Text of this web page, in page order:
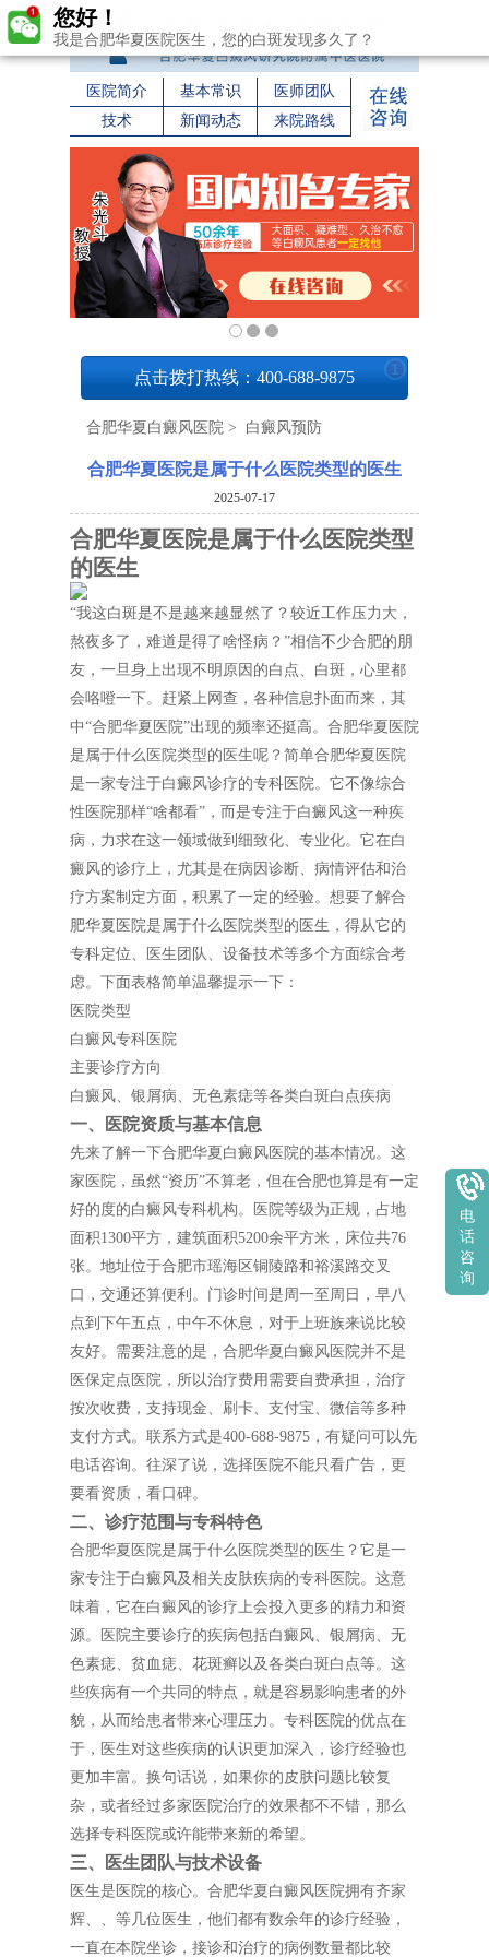
医院简介 基本常识
医师团队
技术
新闻动态 来院路线
点击拨打热线：400-688-9875 1
合肥华夏白癜风医院 > 白癜风预防
合肥华夏医院是属于什么医院类型的医生
2025-07-17
合肥华夏医院是属于什么医院类型
的医生
“我这白斑是不是越来越显然了？较近工作压力大，
熬夜多了，难道是得了啥怪病？”相信不少合肥的朋
友，一旦身上出现不明原因的白点、白斑，心里都
会咯噔一下。赶紧上网查，各种信息扑面而来，其
中“合肥华夏医院”出现的频率还挺高。合肥华夏医院
是属于什么医院类型的医生呢？简单合肥华夏医院
是一家专注于白癜风诊疗的专科医院。它不像综合
性医院那样“啥都看”，而是专注于白癜风这一种疾
病，力求在这一领域做到细致化、专业化。它在白
癜风的诊疗上，尤其是在病因诊断、病情评估和治
疗方案制定方面，积累了一定的经验。想要了解合
肥华夏医院是属于什么医院类型的医生，得从它的
专科定位、医生团队、设备技术等多个方面综合考
虑。下面表格简单温馨提示一下：
医院类型
白癜风专科医院
主要诊疗方向
白癜风、银屑病、无色素痣等各类白斑白点疾病
一、医院资质与基本信息
先来了解一下合肥华夏白癜风医院的基本情况。这
家医院，虽然“资历”不算老，但在合肥也算是有一定
好的度的白癜风专科机构。医院等级为正规，占地
面积1300平方，建筑面积5200余平方米，床位共76
张。地址位于合肥市瑶海区铜陵路和裕溪路交叉
口，交通还算便利。门诊时间是周一至周日，早八
点到下午五点，中午不休息，对于上班族来说比较
友好。需要注意的是，合肥华夏白癜风医院并不是
医保定点医院，所以治疗费用需要自费承担，治疗
按次收费，支持现金、刷卡、支付宝、微信等多种
支付方式。联系方式是400-688-9875，有疑问可以先
电话咨询。往深了说，选择医院不能只看广告，更
要看资质，看口碑。
二、诊疗范围与专科特色
合肥华夏医院是属于什么医院类型的医生？它是一
家专注于白癜风及相关皮肤疾病的专科医院。这意
味着，它在白癜风的诊疗上会投入更多的精力和资
源。医院主要诊疗的疾病包括白癜风、银屑病、无
色素痣、贫血痣、花斑癣以及各类白斑白点等。这
些疾病有一个共同的特点，就是容易影响患者的外
貌，从而给患者带来心理压力。专科医院的优点在
于，医生对这些疾病的认识更加深入，诊疗经验也
更加丰富。换句话说，如果你的皮肤问题比较复
杂，或者经过多家医院治疗的效果都不不错，那么
选择专科医院或许能带来新的希望。
三、医生团队与技术设备
医生是医院的核心。合肥华夏白癜风医院拥有齐家
辉、、等几位医生，他们都有数余年的诊疗经验，
一直在本院坐诊，接诊和治疗的病例数量都比较
您好！
我是合肥华夏医院医生，您的白斑发现多久了？
电
话
咨
询